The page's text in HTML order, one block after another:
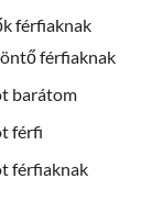
férfiaknak
férfiaknak
barátom
férfi
férfiaknak